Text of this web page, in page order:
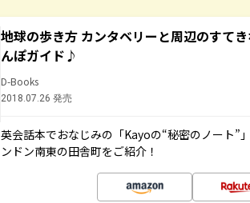
地球の歩き方 カンタベリーと周辺のすて
んぽガイド♪
D-Books
2018.07.26 発売
英会話本でおなじみの「Kayoの“秘密のノート”
ンドン南東の田舎町をご紹介！